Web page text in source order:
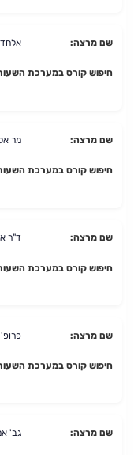
שם מרצה:
חיפוש קורס במערכת
שם מרצה: מר
חיפוש קורס במערכת
שם מרצה: ד"ר
חיפוש קורס במערכת
שם מרצה:
חיפוש קורס במערכת
שם מרצה: גב'